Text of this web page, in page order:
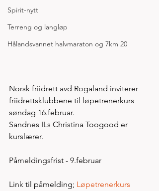
Spirit-nytt
Terreng og langløp
Hålandsvannet halvmaraton og 7km 20
Norsk friidrett avd Rogaland inviterer
friidrettsklubbene til løpetrenerkurs
søndag 16.februar.
Sandnes ILs Christina Toogood er
kurslærer.
Påmeldingsfrist - 9.februar
Link til påmelding; Løpetrenerkurs